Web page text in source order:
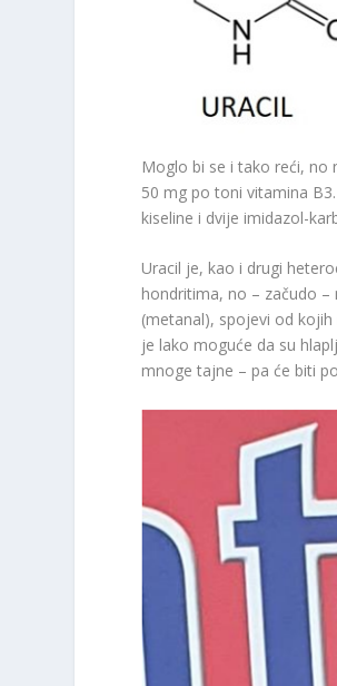
Moglo bi se i tako reći,
50 mg po toni vitamina B3
kiseline i dvije imidazol-
Uracil je, kao i drugi
hondritima, no – začudo
(metanal), spojevi od
je lako moguće da su
mnoge tajne – pa će biti